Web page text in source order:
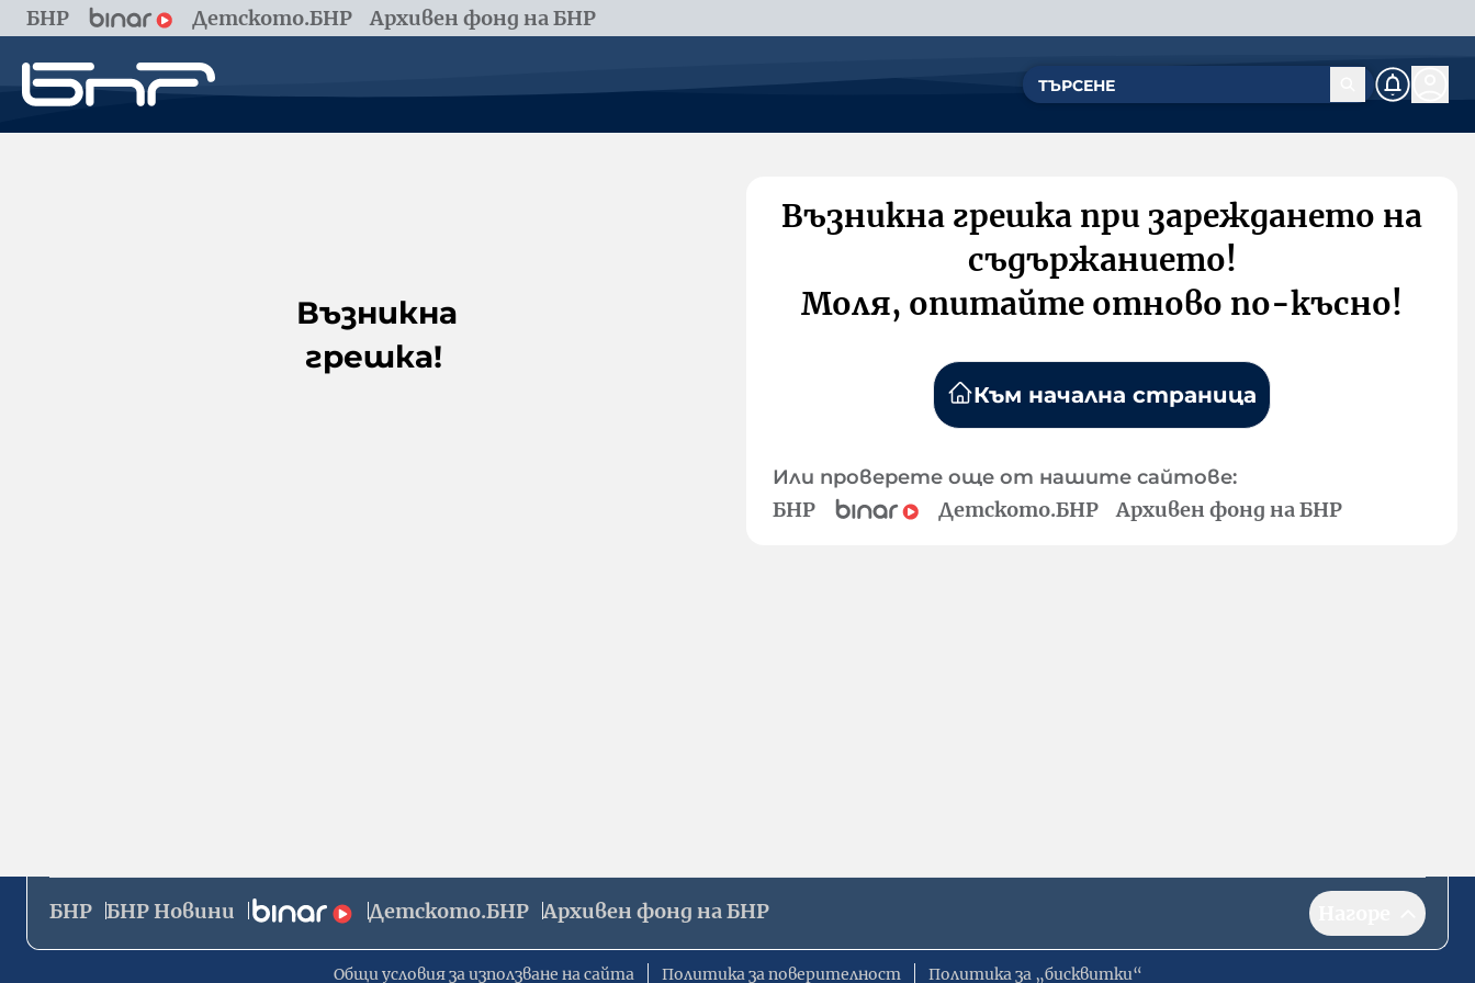
БНР Детското.БНР Архивен фонд на БНР
Възникна
грешка!
Възникна грешка при зареждането на
съдържанието!
Моля, опитайте отново по-късно!
Към начална страница
Или проверете още от нашите сайтове:
БНР Детското.БНР Архивен фонд на БНР
БНР БНР Новини Детското.БНР Архивен фонд на БНР
Общи условия за използване на сайта Политика за поверителност Политика за „бисквитки“